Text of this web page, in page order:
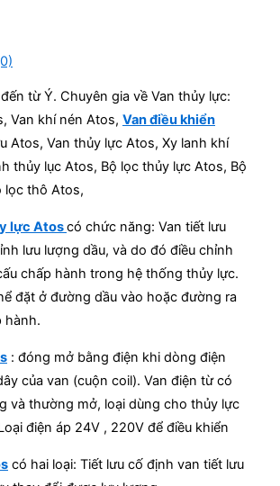
từ Ý. Chuyên gia về Van thủy lực:
Van khí nén Atos, Van điều khiển
Atos, Van thủy lực Atos, Xy lanh khí
thủy lục Atos, Bộ lọc thủy lực Atos, Bộ
lọc thô Atos,
lực Atoscó chức năng: Van tiết lưu
lưu lượng dầu, và do đó điều chỉnh
chấp hành trong hệ thống thủy lực.
đặt ở đường dầu vào hoặc đường ra
hành.
: đóng mở bằng điện khi dòng điện
của van (cuộn coil). Van điện từ có
và thường mở, loại dùng cho thủy lực
điện áp 24V , 220V để điều khiển
có hai loại: Tiết lưu cố định van tiết lưu